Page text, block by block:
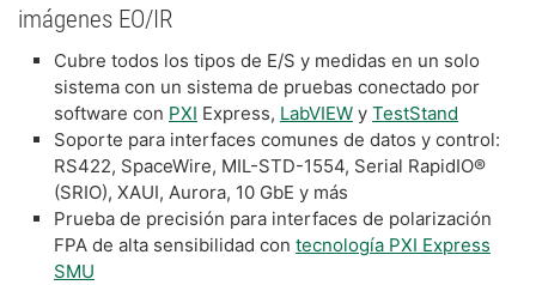
imágenes EO/IR
Cubre todos los tipos de E/S y medidas en un solo
sistema con un sistema de pruebas conectado por
software con PXI Express, LabVIEW y TestStand
Soporte para interfaces comunes de datos y control:
RS422, SpaceWire, MIL-STD-1554, Serial RapidIO®
(SRIO), XAUI, Aurora, 10 GbE y más
Prueba de precisión para interfaces de polarización
FPA de alta sensibilidad con tecnología PXI Express
SMU